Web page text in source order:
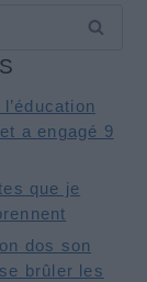
a engagé 9
que je
dos son
brûler les